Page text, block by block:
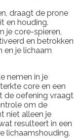
draagt de prone
en houding.
je core-spieren,
en betrokken
en je lichaam
nemen in je
core en een
de oefening vraagt
om de
niet alleen je
resulteert in een
lichaamshouding.